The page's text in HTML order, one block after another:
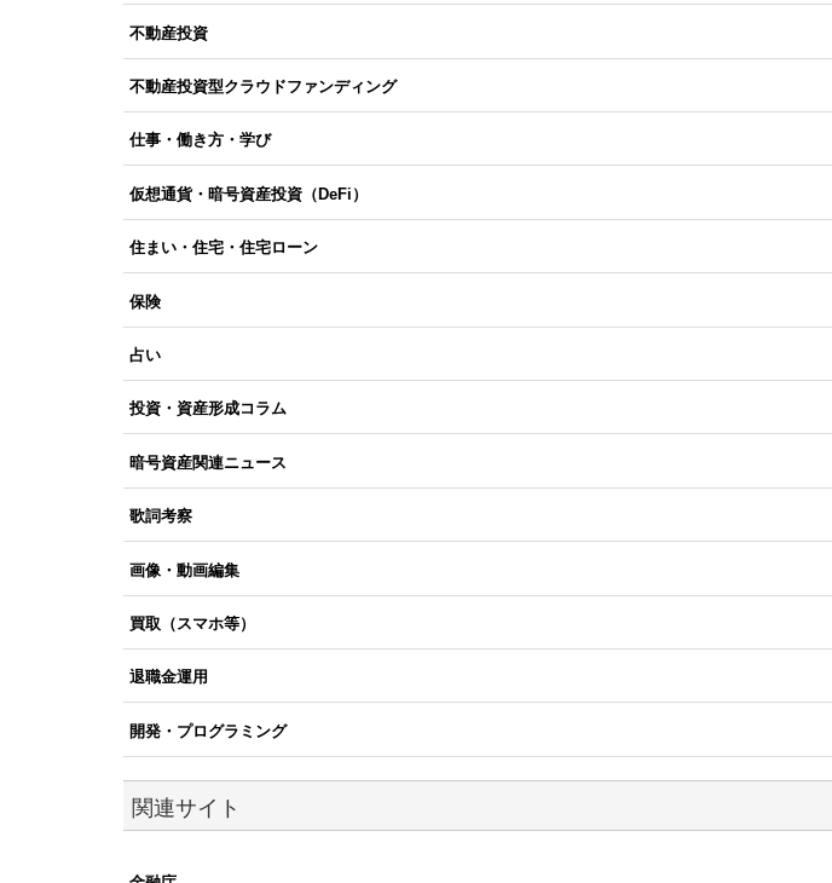
不動産投資
不動産投資型クラウドファンディング
仕事・働き方・学び
仮想通貨・暗号資産投資（DeFi）
住まい・住宅・住宅ローン
保険
占い
投資・資産形成コラム
暗号資産関連ニュース
歌詞考察
画像・動画編集
買取（スマホ等）
退職金運用
開発・プログラミング
関連サイト